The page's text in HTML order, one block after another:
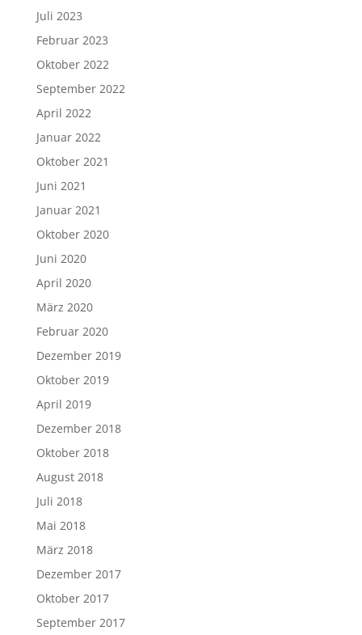
Juli 2023
Februar 2023
Oktober 2022
September 2022
April 2022
Januar 2022
Oktober 2021
Juni 2021
Januar 2021
Oktober 2020
Juni 2020
April 2020
März 2020
Februar 2020
Dezember 2019
Oktober 2019
April 2019
Dezember 2018
Oktober 2018
August 2018
Juli 2018
Mai 2018
März 2018
Dezember 2017
Oktober 2017
September 2017